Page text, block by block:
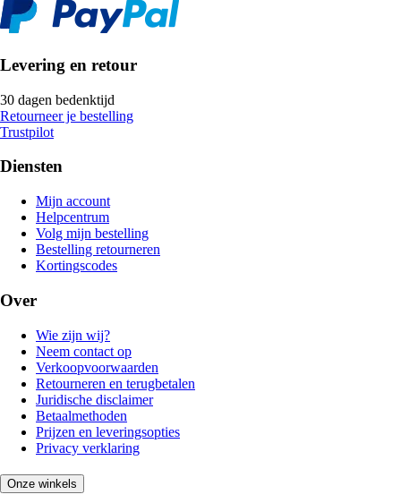
Levering en retour
30 dagen bedenktijd
Retourneer je bestelling
Trustpilot
Diensten
Mijn account
Helpcentrum
Volg mijn bestelling
Bestelling retourneren
Kortingscodes
Over
Wie zijn wij?
Neem contact op
Verkoopvoorwaarden
Retourneren en terugbetalen
Juridische disclaimer
Betaalmethoden
Prijzen en leveringsopties
Privacy verklaring
Onze winkels